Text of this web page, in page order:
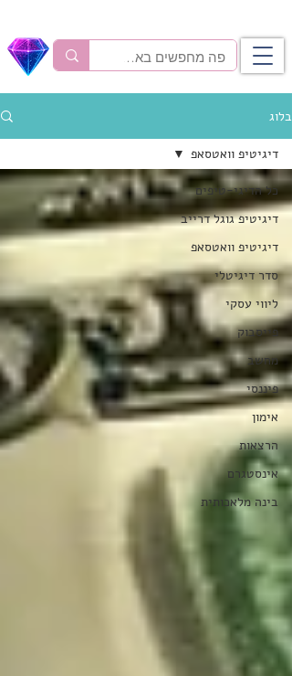
בלוג
כל הדיגי-טיפים
דיגיטיפ גוגל דרייב
דיגיטיפ וואטסאפ
סדר דיגיטלי
ליווי עסקי
פייסבוק
מחשב
פיננסי
אימון
הרצאות
אינסטגרם
בינה מלאכותית
דיגיטיפ וואטסאפ